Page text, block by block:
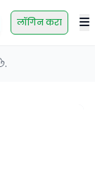
लॉगिन करा